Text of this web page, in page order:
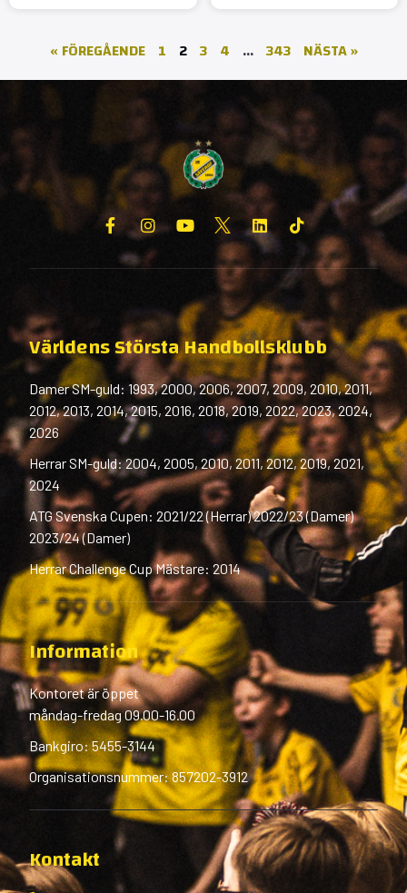
« FÖREGÅENDE 1 2 3 4 … 343 NÄSTA »
Världens Största Handbollsklubb
Damer SM-guld: 1993, 2000, 2006, 2007, 2009, 2010, 2011,
2012, 2013, 2014, 2015, 2016, 2018, 2019, 2022, 2023, 2024,
2026
Herrar SM-guld: 2004, 2005, 2010, 2011, 2012, 2019, 2021,
2024
ATG Svenska Cupen: 2021/22 (Herrar) 2022/23 (Damer)
2023/24 (Damer)
Herrar Challenge Cup Mästare: 2014
Information
Kontoret är öppet
måndag-fredag 09.00-16.00
Bankgiro: 5455-3144
Organisationsnummer: 857202-3912
Kontakt